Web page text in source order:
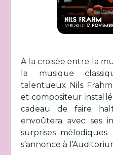
A la croisée entre la
la musique
talentueux Nils
et compositeur
cadeau de faire
envoûtera avec ses
surprises mélodiques.
s’annonce à